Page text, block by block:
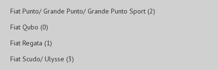
Fiat Punto/ Grande Punto/ Grande Punto Sport (2)
Fiat Qubo (0)
Fiat Regata (1)
Fiat Scudo/ Ulysse (3)